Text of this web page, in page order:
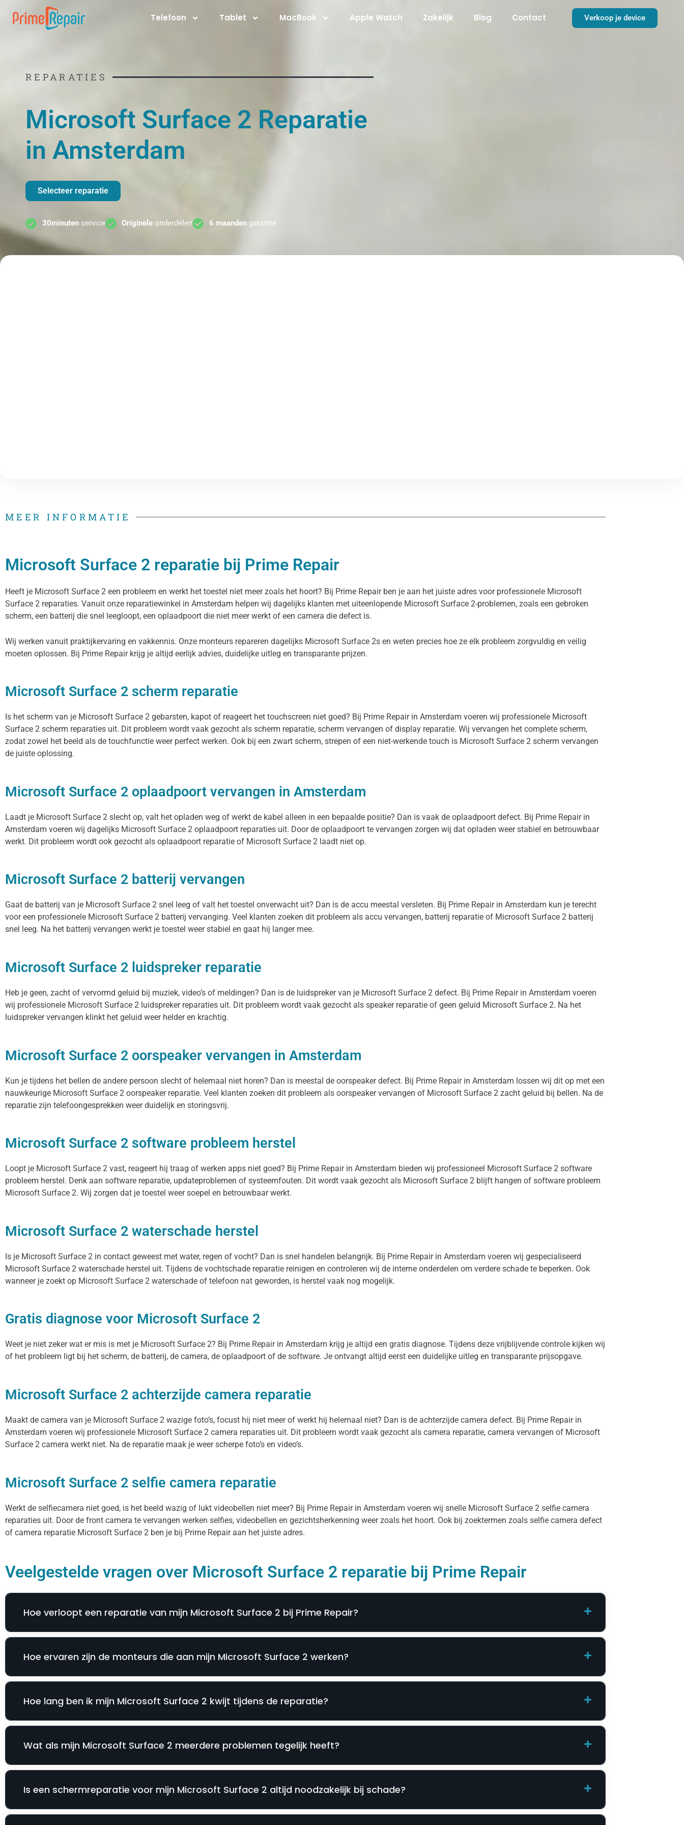
naar
Telefoon Tablet MacBook Apple Watch Zakelijk Blog Contact Verkoop je device
REPARATIES
Microsoft Surface 2 Reparatie
in Amsterdam
Selecteer reparatie
30minutenservice Originele onderdelen 6 maandengarantie
MEER INFORMATIE
Microsoft Surface 2 reparatie bij Prime Repair
Heeft je Microsoft Surface 2 een probleem en werkt het toestel niet meer zoals het hoort? Bij Prime Repair ben je aan het juiste adres voor professionele Microsoft
Surface 2 reparaties. Vanuit onze reparatiewinkel in Amsterdam helpen wij dagelijks klanten met uiteenlopende Microsoft Surface 2-problemen, zoals een gebroken
scherm, een batterij die snel leegloopt, een oplaadpoort die niet meer werkt of een camera die defect is.
Wij werken vanuit praktijkervaring en vakkennis. Onze monteurs repareren dagelijks Microsoft Surface 2s en weten precies hoe ze elk probleem zorgvuldig en veilig
moeten oplossen. Bij Prime Repair krijg je altijd eerlijk advies, duidelijke uitleg en transparante prijzen.
Microsoft Surface 2 scherm reparatie
Is het scherm van je Microsoft Surface 2 gebarsten, kapot of reageert het touchscreen niet goed? Bij Prime Repair in Amsterdam voeren wij professionele Microsoft
Surface 2 scherm reparaties uit. Dit probleem wordt vaak gezocht als scherm reparatie, scherm vervangen of display reparatie. Wij vervangen het complete scherm,
zodat zowel het beeld als de touchfunctie weer perfect werken. Ook bij een zwart scherm, strepen of een niet-werkende touch is Microsoft Surface 2 scherm vervangen
de juiste oplossing.
Microsoft Surface 2 oplaadpoort vervangen in Amsterdam
Laadt je Microsoft Surface 2 slecht op, valt het opladen weg of werkt de kabel alleen in een bepaalde positie? Dan is vaak de oplaadpoort defect. Bij Prime Repair in
Amsterdam voeren wij dagelijks Microsoft Surface 2 oplaadpoort reparaties uit. Door de oplaadpoort te vervangen zorgen wij dat opladen weer stabiel en betrouwbaar
werkt. Dit probleem wordt ook gezocht als oplaadpoort reparatie of Microsoft Surface 2 laadt niet op.
Microsoft Surface 2 batterij vervangen
Gaat de batterij van je Microsoft Surface 2 snel leeg of valt het toestel onverwacht uit? Dan is de accu meestal versleten. Bij Prime Repair in Amsterdam kun je terecht
voor een professionele Microsoft Surface 2 batterij vervanging. Veel klanten zoeken dit probleem als accu vervangen, batterij reparatie of Microsoft Surface 2 batterij
snel leeg. Na het batterij vervangen werkt je toestel weer stabiel en gaat hij langer mee.
Microsoft Surface 2 luidspreker reparatie
Heb je geen, zacht of vervormd geluid bij muziek, video’s of meldingen? Dan is de luidspreker van je Microsoft Surface 2 defect. Bij Prime Repair in Amsterdam voeren
wij professionele Microsoft Surface 2 luidspreker reparaties uit. Dit probleem wordt vaak gezocht als speaker reparatie of geen geluid Microsoft Surface 2. Na het
luidspreker vervangen klinkt het geluid weer helder en krachtig.
Microsoft Surface 2 oorspeaker vervangen in Amsterdam
Kun je tijdens het bellen de andere persoon slecht of helemaal niet horen? Dan is meestal de oorspeaker defect. Bij Prime Repair in Amsterdam lossen wij dit op met een
nauwkeurige Microsoft Surface 2 oorspeaker reparatie. Veel klanten zoeken dit probleem als oorspeaker vervangen of Microsoft Surface 2 zacht geluid bij bellen. Na de
reparatie zijn telefoongesprekken weer duidelijk en storingsvrij.
Microsoft Surface 2 software probleem herstel
Loopt je Microsoft Surface 2 vast, reageert hij traag of werken apps niet goed? Bij Prime Repair in Amsterdam bieden wij professioneel Microsoft Surface 2 software
probleem herstel. Denk aan software reparatie, updateproblemen of systeemfouten. Dit wordt vaak gezocht als Microsoft Surface 2 blijft hangen of software probleem
Microsoft Surface 2. Wij zorgen dat je toestel weer soepel en betrouwbaar werkt.
Microsoft Surface 2 waterschade herstel
Is je Microsoft Surface 2 in contact geweest met water, regen of vocht? Dan is snel handelen belangrijk. Bij Prime Repair in Amsterdam voeren wij gespecialiseerd
Microsoft Surface 2 waterschade herstel uit. Tijdens de vochtschade reparatie reinigen en controleren wij de interne onderdelen om verdere schade te beperken. Ook
wanneer je zoekt op Microsoft Surface 2 waterschade of telefoon nat geworden, is herstel vaak nog mogelijk.
Gratis diagnose voor Microsoft Surface 2
Weet je niet zeker wat er mis is met je Microsoft Surface 2? Bij Prime Repair in Amsterdam krijg je altijd een gratis diagnose. Tijdens deze vrijblijvende controle kijken wij
of het probleem ligt bij het scherm, de batterij, de camera, de oplaadpoort of de software. Je ontvangt altijd eerst een duidelijke uitleg en transparante prijsopgave.
Microsoft Surface 2 achterzijde camera reparatie
Maakt de camera van je Microsoft Surface 2 wazige foto’s, focust hij niet meer of werkt hij helemaal niet? Dan is de achterzijde camera defect. Bij Prime Repair in
Amsterdam voeren wij professionele Microsoft Surface 2 camera reparaties uit. Dit probleem wordt vaak gezocht als camera reparatie, camera vervangen of Microsoft
Surface 2 camera werkt niet. Na de reparatie maak je weer scherpe foto’s en video’s.
Microsoft Surface 2 selfie camera reparatie
Werkt de selfiecamera niet goed, is het beeld wazig of lukt videobellen niet meer? Bij Prime Repair in Amsterdam voeren wij snelle Microsoft Surface 2 selfie camera
reparaties uit. Door de front camera te vervangen werken selfies, videobellen en gezichtsherkenning weer zoals het hoort. Ook bij zoektermen zoals selfie camera defect
of camera reparatie Microsoft Surface 2 ben je bij Prime Repair aan het juiste adres.
Veelgestelde vragen over Microsoft Surface 2 reparatie bij Prime Repair
Hoe verloopt een reparatie van mijn Microsoft Surface 2 bij Prime Repair?
Hoe ervaren zijn de monteurs die aan mijn Microsoft Surface 2 werken?
Hoe lang ben ik mijn Microsoft Surface 2 kwijt tijdens de reparatie?
Wat als mijn Microsoft Surface 2 meerdere problemen tegelijk heeft?
Is een schermreparatie voor mijn Microsoft Surface 2 altijd noodzakelijk bij schade?